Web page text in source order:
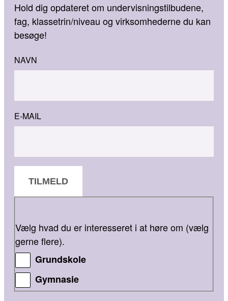
Hold dig opdateret om undervisningstilbudene,
fag, klassetrin/niveau og virksomhederne du kan
besøge!
NAVN
E-MAIL
TILMELD
Vælg hvad du er interesseret i at høre om (vælg
gerne flere).
Grundskole
Gymnasie